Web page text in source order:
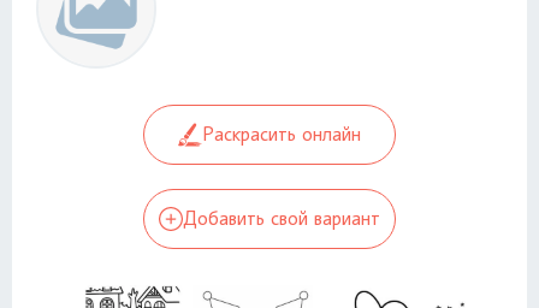
Раскрасить онлайн
Добавить свой вариант